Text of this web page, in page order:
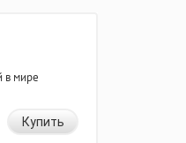
в мире
Купить